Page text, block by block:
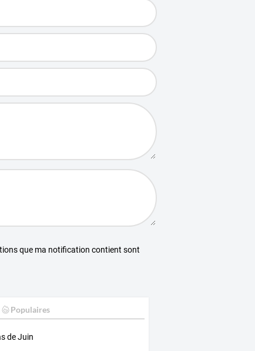
que ma notification contient sont
Populaires
de Juin